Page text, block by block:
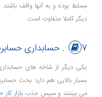
مسلط بوده و به آنها واقف
دیگر کاملا متفاوت است.
7. حسابداری حسابرسی
یکی دیگر از شاخه های
بسیار بالایی هم دارد بحث
می بیننند و سپس جذببازار